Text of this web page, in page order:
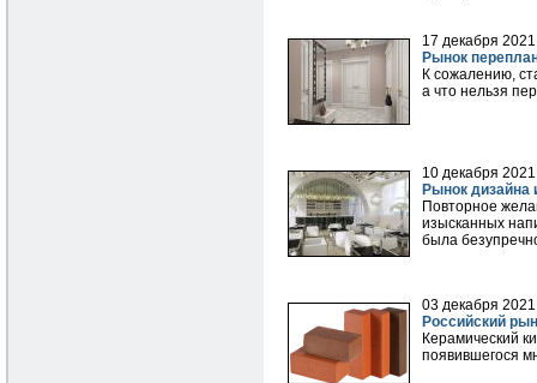
17 декабря 2021
Рынок
К сожалению,
а что нельзя
10 декабря 2021
Рынок дизайна
Повторное
изысканных
была
03 декабря 2021
Российский
Керамический
появившегося